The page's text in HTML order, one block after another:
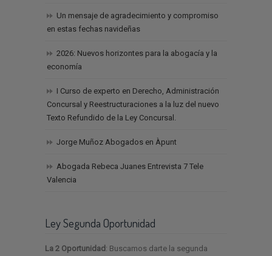
Un mensaje de agradecimiento y compromiso
en estas fechas navideñas
2026: Nuevos horizontes para la abogacía y la
economía
I Curso de experto en Derecho, Administración
Concursal y Reestructuraciones a la luz del nuevo
Texto Refundido de la Ley Concursal.
Jorge Muñoz Abogados en Àpunt
Abogada Rebeca Juanes Entrevista 7 Tele
Valencia
Ley Segunda Oportunidad
La 2 Oportunidad : Buscamos darte la segunda